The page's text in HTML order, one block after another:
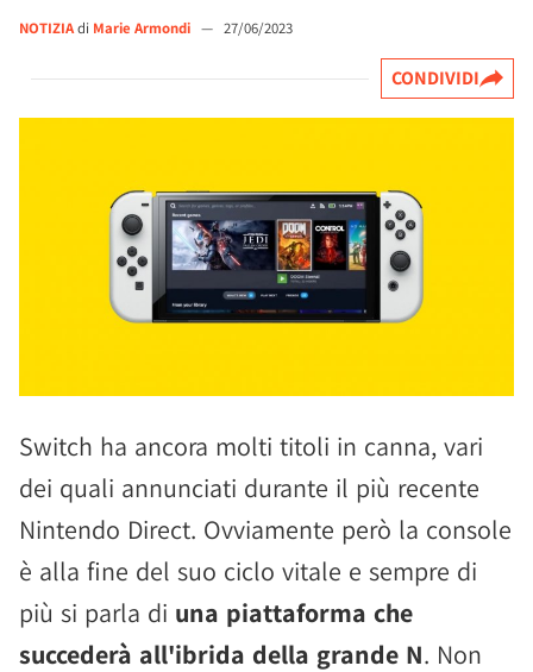
NOTIZIAdi Marie Armondi — 27/06/2023
CONDIVIDI
Switch ha ancora molti titoli in canna, vari
dei quali annunciati durante il più recente
Nintendo Direct. Ovviamente però la console
è alla fine del suo ciclo vitale e sempre di
più si parla di una piattaforma che
succederà all'ibrida della grande N. Non